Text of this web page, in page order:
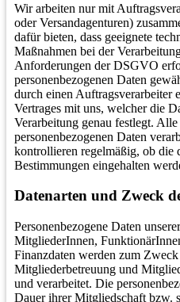
Wir arbeiten nur mit
oder Versandagenturen)
dafür bieten, dass geeignete
Maßnahmen bei der
Anforderungen der DSGVO
personenbezogenen Daten
durch einen Auftragsverarbeiter
Vertrages mit uns, welcher die
Verarbeitung genau festlegt.
personenbezogenen Daten
kontrollieren regelmäßig, ob die
Bestimmungen eingehalten
Datenarten und Zweck
Personenbezogene Daten
MitgliederInnen,
Finanzdaten werden zum
Mitgliederbetreuung und
und verarbeitet. Die
Dauer ihrer Mitgliedschaft bzw.